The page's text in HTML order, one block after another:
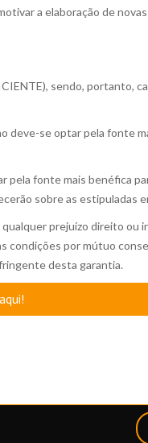
a elaboração de
sendo, portanto,
deve-se optar pela fonte
fonte mais benéfica
sobre as estipuladas
prejuízo direito ou
condições por mútuo
desta garantia.